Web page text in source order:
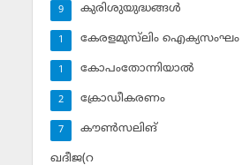
കുരിശുയുദ്ധങ്ങള്‍
9
കേരളമുസ്‌ലിം ഐക്യസംഘം
1
കോപംതോന്നിയാല്‍
1
ക്രോഡീകരണം
2
കൗണ്‍സലിങ്‌
7
ഖദീജ(റ